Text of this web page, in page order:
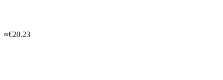
≈€20.23